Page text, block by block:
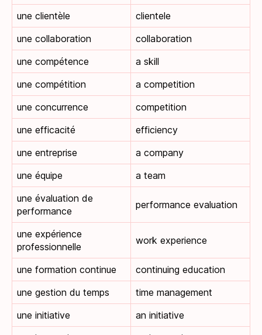
une clientèle
clientele
une collaboration
collaboration
une compétence
a skill
une compétition
a competition
une concurrence
competition
une efficacité
efficiency
une entreprise
a company
une équipe
a team
une évaluation de
performance
performance evaluation
une expérience
professionnelle
work experience
une formation continue
continuing education
une gestion du temps
time management
une initiative
an initiative